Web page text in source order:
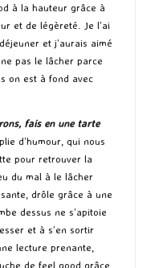
à la hauteur grâce à
et de légèreté. Je l’ai
et j’aurais aimé
pas le lâcher parce
on est à fond avec
fais en une tarte
d’humour, qui nous
pour retrouver la
du mal à le lâcher
drôle grâce à une
dessus ne s’apitoie
et à s’en sortir
lecture prenante,
de feel good grâce